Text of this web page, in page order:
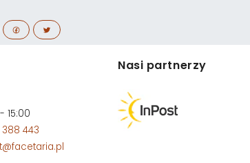
15:00
443
Nasi partnerzy